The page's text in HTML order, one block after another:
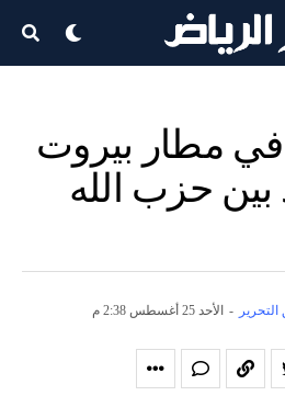
في مطار بيروت
حزب الله
- الأحد 25 أغسطس 2:38 م